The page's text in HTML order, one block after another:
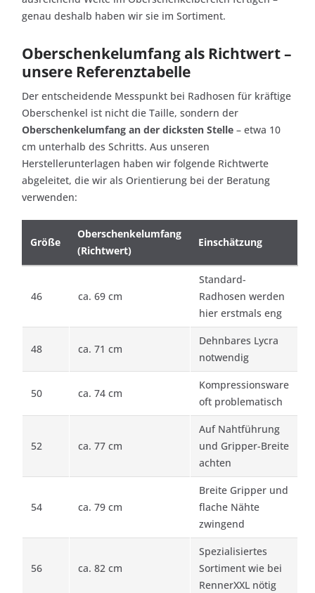
genau deshalb haben wir sie im Sortiment.
Oberschenkelumfang als Richtwert –
unsere Referenztabelle
Der entscheidende Messpunkt bei Radhosen für kräftige
Oberschenkel ist nicht die Taille, sondern der
Oberschenkelumfang an der dicksten Stelle – etwa 10
cm unterhalb des Schritts. Aus unseren
Herstellerunterlagen haben wir folgende Richtwerte
abgeleitet, die wir als Orientierung bei der Beratung
verwenden:
Größe
Oberschenkelumfang
(Richtwert)
Einschätzung
46 ca. 69 cm
Standard-
Radhosen werden
hier erstmals eng
48 ca. 71 cm
Dehnbares Lycra
notwendig
50 ca. 74 cm
Kompressionsware
oft problematisch
52 ca. 77 cm
Auf Nahtführung
und Gripper-Breite
achten
54 ca. 79 cm
Breite Gripper und
flache Nähte
zwingend
56 ca. 82 cm
Spezialisiertes
Sortiment wie bei
RennerXXL nötig